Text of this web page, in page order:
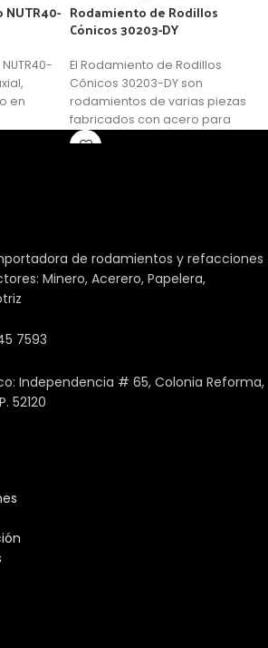
en
Rodamiento de Rodillos
Cónicos 30203-DY
El Rodamiento de Rodillos
Cónicos 30203-DY son
rodamientos de varias piezas
fabricados con acero para
rodamientos. Consisten en
unidireccionales.
de rodamientos y refacciones
Minero, Acerero, Papelera,
7593
Independencia # 65, Colonia Reforma,
52120